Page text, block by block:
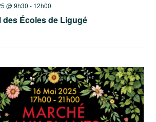
des Écoles de Ligugé
@ 9h30 - 12h00